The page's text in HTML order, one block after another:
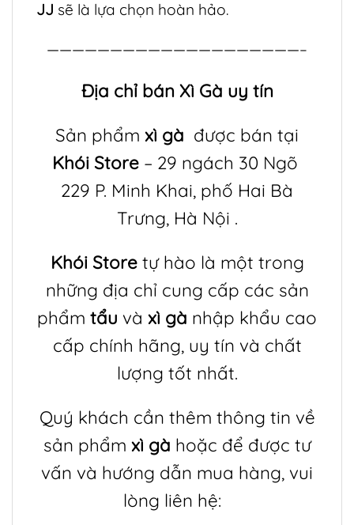
JJ sẽ là lựa chọn hoàn hảo.
————————————————————–
Địa chỉ bán Xì Gà uy tín
Sản phẩm xì gà được bán tại
Khói Store– 29 ngách 30 Ngõ
229 P. Minh Khai, phố Hai Bà
Trưng, Hà Nội .
Khói Storetự hào là một trong
những địa chỉ cung cấp các sản
phẩm tẩu và xì gà nhập khẩu cao
cấp chính hãng, uy tín và chất
lượng tốt nhất.
Quý khách cần thêm thông tin về
sản phẩm xì gà hoặc để được tư
vấn và hướng dẫn mua hàng, vui
lòng liên hệ: